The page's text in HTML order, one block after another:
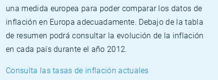
una medida europea para poder comparar los datos de
inflación en Europa adecuadamente. Debajo de la tabla
de resumen podrá consultar la evolución de la inflación
en cada país durante el año 2012.
Consulta las tasas de inflación actuales